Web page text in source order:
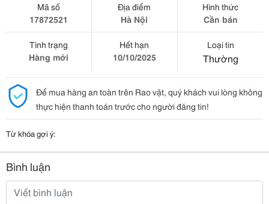
Mã số
17872521
Địa điểm
Hà Nội
Hình thức
Cần bán
Tình trạng
Hàng mới
Hết hạn
10/10/2025
Loại tin
Thường
Để mua hàng an toàn trên Rao vặt, quý khách vui lòng không
thực hiện thanh toán trước cho người đăng tin!
Từ khóa gợi ý:
Bình luận